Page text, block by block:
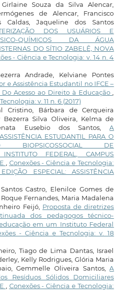
Souza da Silva Alencar,
de Alencar, Francisco
Caldas, Jaqueline dos Santos
DOS USUÁRIOS E
QUÍMICOS DA ÁGUA
DO SÍTIO ZABELÊ, NOVA
- Ciência e Tecnologia: v. 14 n. 4
Andrade, Kelviane Pontes
e Assistência Estudantil no IFCE –
Do Acesso ao Direito à Educação,
v. 11 n. 6 (2017)
Cristino, Bárbara de Cerqueira
Bezerra Silva Oliveira, Kelma de
Eusebio dos Santos,A
ESTUDANTIL PARA O
BIOPSICOSSOCIAL DE
FEDERAL, CAMPUS
, Conexões - Ciência e Tecnologia:
ESPECIAL: ASSISTÊNCIA
Castro, Elenilce Gomes de
Fernandes, Maria Madalena
Feijó, Proposta de diretrizes
dos pedagogos técnico-
em um Instituto Federal
- Ciência e Tecnologia: v. 18
Tiago de Lima Dantas, Israel
Kelly Rodrigues, Glória Maria
Gemmelle Oliveira Santos,A
Resíduos Sólidos Domiciliares
, Conexões - Ciência e Tecnologia: